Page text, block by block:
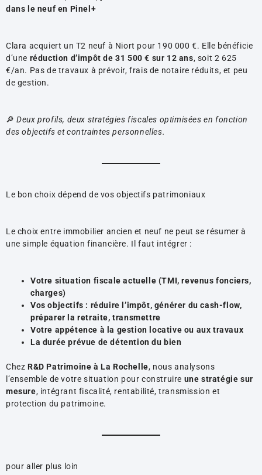
dans le neuf en Pinel+
Clara acquiert un T2 neuf à Niort pour 190 000 €. Elle bénéficie
d’une réduction d’impôt de 31 500 € sur 12 ans, soit 2 625
€/an. Pas de travaux à prévoir, frais de notaire réduits, et peu
de gestion.
🔎Deux profils, deux stratégies fiscales optimisées en fonction
des objectifs et contraintes personnelles.
Le bon choix dépend de vos objectifs patrimoniaux
Le choix entre immobilier ancien et neuf ne peut se résumer à
une simple équation financière. Il faut intégrer :
Votre situation fiscale actuelle (TMI, revenus fonciers,
charges)
Vos objectifs : réduire l’impôt, générer du cash-flow,
préparer la retraite, transmettre
Votre appétence à la gestion locative ou aux travaux
La durée prévue de détention du bien
Chez R&D Patrimoine à La Rochelle, nous analysons
l’ensemble de votre situation pour construire une stratégie sur
mesure, intégrant fiscalité, rentabilité, transmission et
protection du patrimoine.
pour aller plus loin